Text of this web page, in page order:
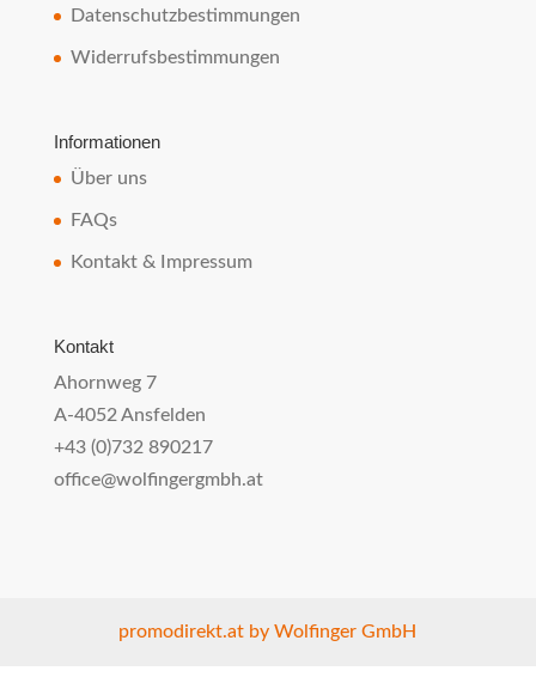
Datenschutzbestimmungen
Widerrufsbestimmungen
Informationen
Über uns
FAQs
Kontakt & Impressum
Kontakt
Ahornweg 7
A-4052 Ansfelden
+43 (0)732 890217
office@wolfingergmbh.at
promodirekt.at by Wolfinger GmbH